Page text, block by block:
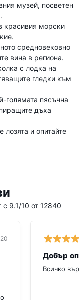
музей, посветен
красивия морски
средновековно
вина в региона.
с лодка на
гледки към
голямата пясъчна
дъха
лозята и опитайте
с 9.1/10 от 12840
Добър
Всичко